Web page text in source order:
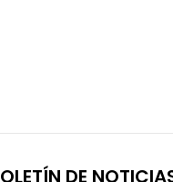
DE